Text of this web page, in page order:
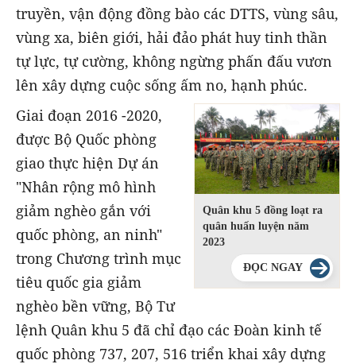
truyền, vận động đồng bào các DTTS, vùng sâu,
vùng xa, biên giới, hải đảo phát huy tinh thần
tự lực, tự cường, không ngừng phấn đấu vươn
lên xây dựng cuộc sống ấm no, hạnh phúc.
Quân khu 5 đồng loạt ra
quân huấn luyện năm
2023
ĐỌC NGAY
Giai đoạn 2016 -2020,
được Bộ Quốc phòng
giao thực hiện Dự án
"Nhân rộng mô hình
giảm nghèo gắn với
quốc phòng, an ninh"
trong Chương trình mục
tiêu quốc gia giảm
nghèo bền vững, Bộ Tư
lệnh Quân khu 5 đã chỉ đạo các Đoàn kinh tế
quốc phòng 737, 207, 516 triển khai xây dựng